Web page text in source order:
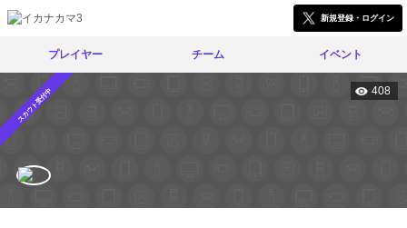
新規登録・ログイン
プレイヤー チーム イベント
スカウト受付中 408